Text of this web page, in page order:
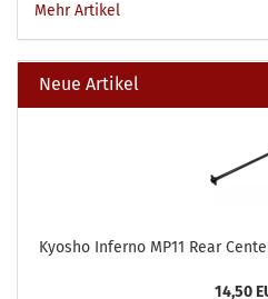
Mehr Artikel
Neue Artikel
Kyosho Inferno MP11 Rear
14,50